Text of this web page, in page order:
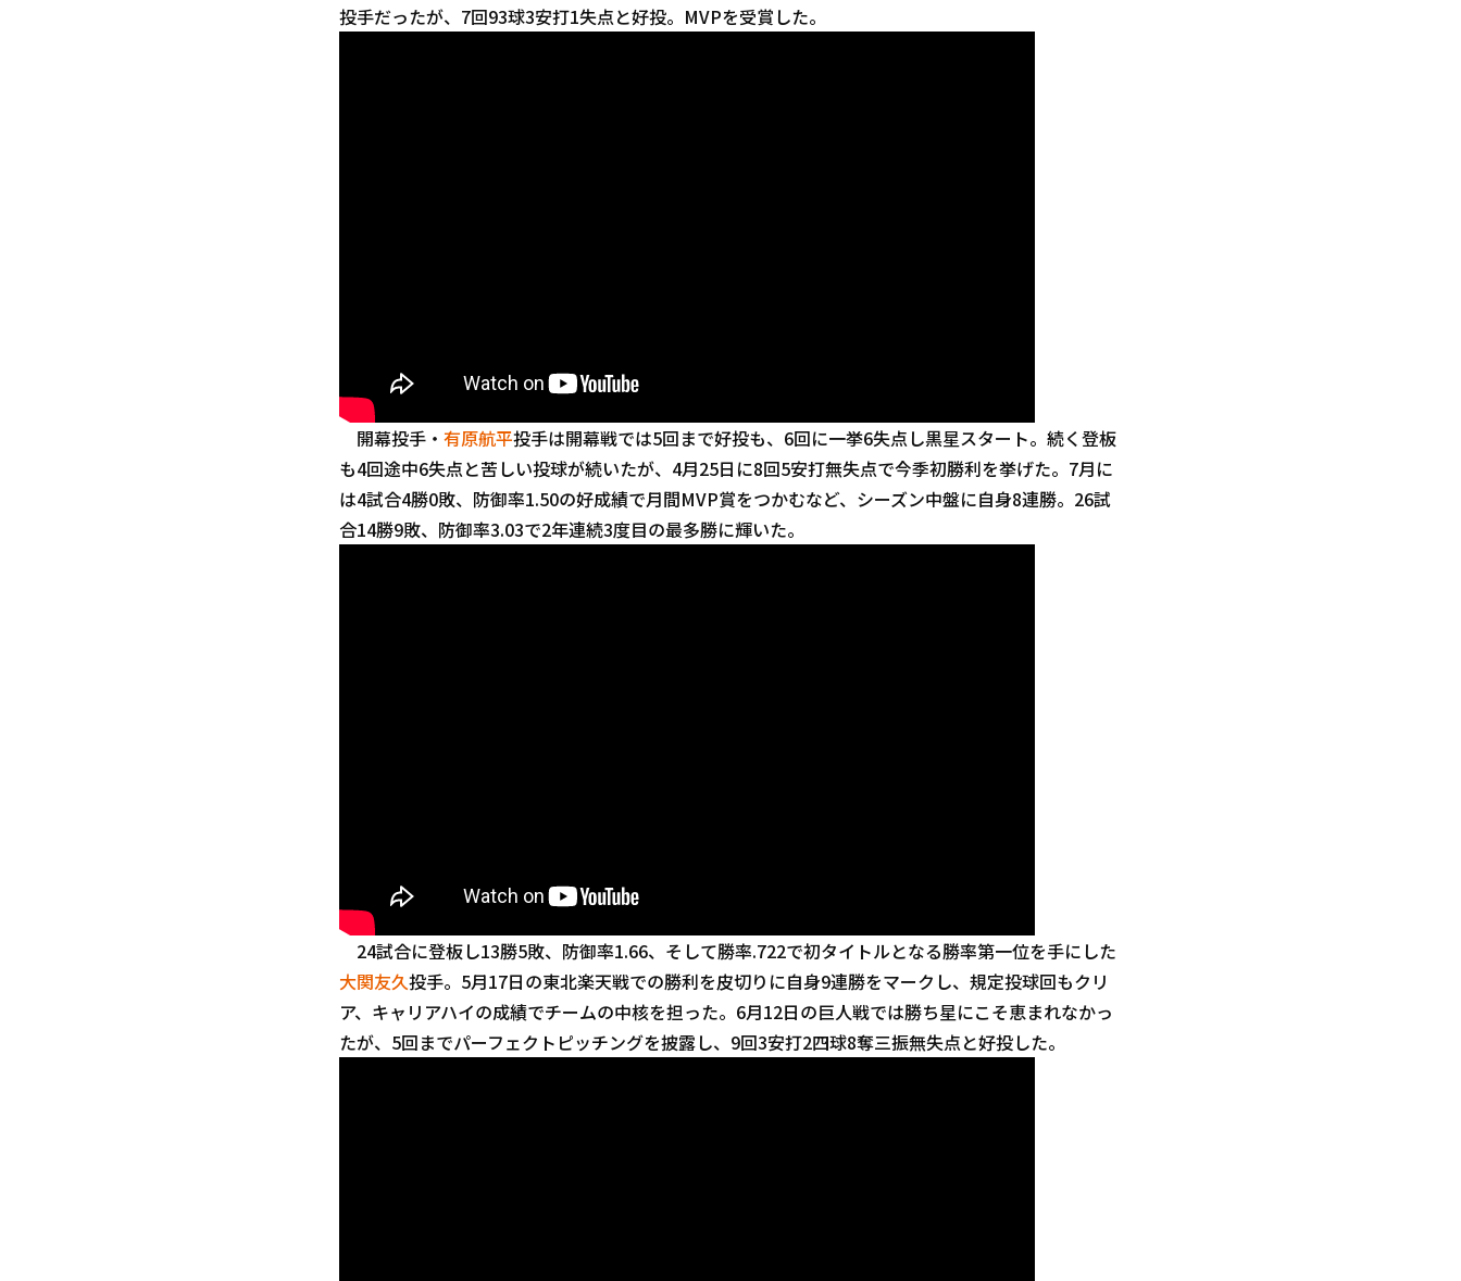
投手だったが、7回93球3安打1失点と好投。MVPを受賞した。
開幕投手・ 有原航平投手は開幕戦では5回まで好投も、6回に一挙6失点し黒星スタート。続く登板
も4回途中6失点と苦しい投球が続いたが、4月25日に8回5安打無失点で今季初勝利を挙げた。7月に
は4試合4勝0敗、防御率1.50の好成績で月間MVP賞をつかむなど、シーズン中盤に自身8連勝。26試
合14勝9敗、防御率3.03で2年連続3度目の最多勝に輝いた。
24試合に登板し13勝5敗、防御率1.66、そして勝率.722で初タイトルとなる勝率第一位を手にした
大関友久投手。5月17日の東北楽天戦での勝利を皮切りに自身9連勝をマークし、規定投球回もクリ
ア、キャリアハイの成績でチームの中核を担った。6月12日の巨人戦では勝ち星にこそ恵まれなかっ
たが、5回までパーフェクトピッチングを披露し、9回3安打2四球8奪三振無失点と好投した。